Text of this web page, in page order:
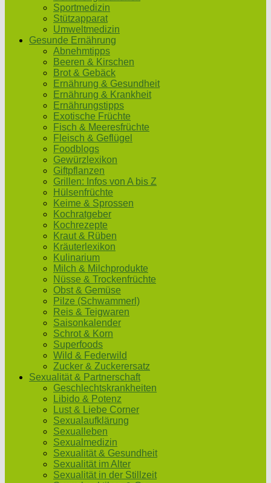
Sportmedizin
Stützapparat
Umweltmedizin
Gesunde Ernährung
Abnehmtipps
Beeren & Kirschen
Brot & Gebäck
Ernährung & Gesundheit
Ernährung & Krankheit
Ernährungstipps
Exotische Früchte
Fisch & Meeresfrüchte
Fleisch & Geflügel
Foodblogs
Gewürzlexikon
Giftpflanzen
Grillen: Infos von A bis Z
Hülsenfrüchte
Keime & Sprossen
Kochratgeber
Kochrezepte
Kraut & Rüben
Kräuterlexikon
Kulinarium
Milch & Milchprodukte
Nüsse & Trockenfrüchte
Obst & Gemüse
Pilze (Schwammerl)
Reis & Teigwaren
Saisonkalender
Schrot & Korn
Superfoods
Wild & Federwild
Zucker & Zuckerersatz
Sexualität & Partnerschaft
Geschlechtskrankheiten
Libido & Potenz
Lust & Liebe Corner
Sexualaufklärung
Sexualleben
Sexualmedizin
Sexualität & Gesundheit
Sexualität im Alter
Sexualität in der Stillzeit